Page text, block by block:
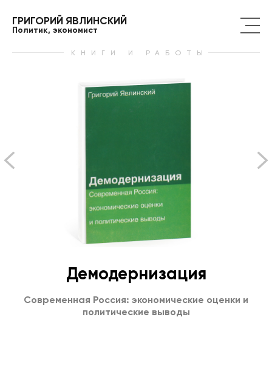
ГРИГОРИЙ ЯВЛИНСКИЙ
Политик, экономист
КНИГИ И РАБОТЫ
Демодернизация
Современная Россия: экономические оценки и
политические выводы